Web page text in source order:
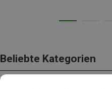
Beliebte Kategorien